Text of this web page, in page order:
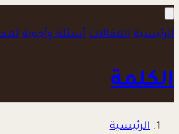
الرئيسية المقالات أسئلة وأجوبة
الكلمة
الرئيسية